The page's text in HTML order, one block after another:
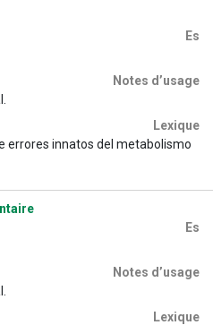
Es
Notes d’usage
Lexique
errores innatos del metabolismo
Es
Notes d’usage
Lexique